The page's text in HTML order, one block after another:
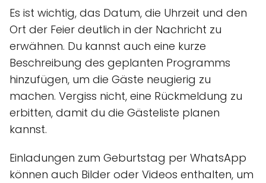
Es ist wichtig, das Datum, die Uhrzeit und den
Ort der Feier deutlich in der Nachricht zu
erwähnen. Du kannst auch eine kurze
Beschreibung des geplanten Programms
hinzufügen, um die Gäste neugierig zu
machen. Vergiss nicht, eine Rückmeldung zu
erbitten, damit du die Gästeliste planen
kannst.
Einladungen zum Geburtstag per WhatsApp
können auch Bilder oder Videos enthalten, um